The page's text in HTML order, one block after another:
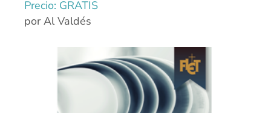
Precio: GRATIS
por Al Valdés